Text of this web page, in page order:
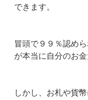
できます。
冒頭で９９％認め
が本当に自分のお
しかし、お札や貨